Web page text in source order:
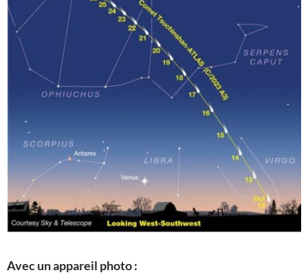
Avec un appareil photo :